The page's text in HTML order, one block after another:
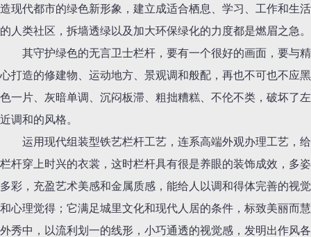
造现代都市的绿色新形象，建立成适合栖息、学习、工作和生活
的人类社区，拆墙透绿以及加大环保绿化的力度都是燃眉之急。
其守护绿色的无言卫士栏杆，要有一个很好的画面，要与精
心打造的修建物、运动地方、景观调和般配，再也不可也不应黑
色一片、灰暗单调、沉闷板滞、粗拙糟糕、不伦不类，破坏了左
近调和的风格。
运用现代组装型铁艺栏杆工艺，连系高端外观办理工艺，给
栏杆穿上时兴的衣裳，这时栏杆具有很是养眼的装饰成效，多姿
多彩，充盈艺术美感和金属质感，能给人以调和得体完善的视觉
和心理觉得；它满足城里文化和现代人居的条件，标致美丽而慧
外秀中，以流利划一的线形，小巧通透的视觉感，发明出作风各